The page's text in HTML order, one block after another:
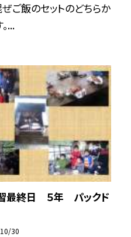
ご飯のセットのどちらか
...
最終日 ５年 パックド
30